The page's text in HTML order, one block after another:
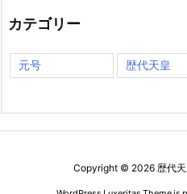
カテゴリー
元号 歴代天皇
Copyright © 2026 歴代